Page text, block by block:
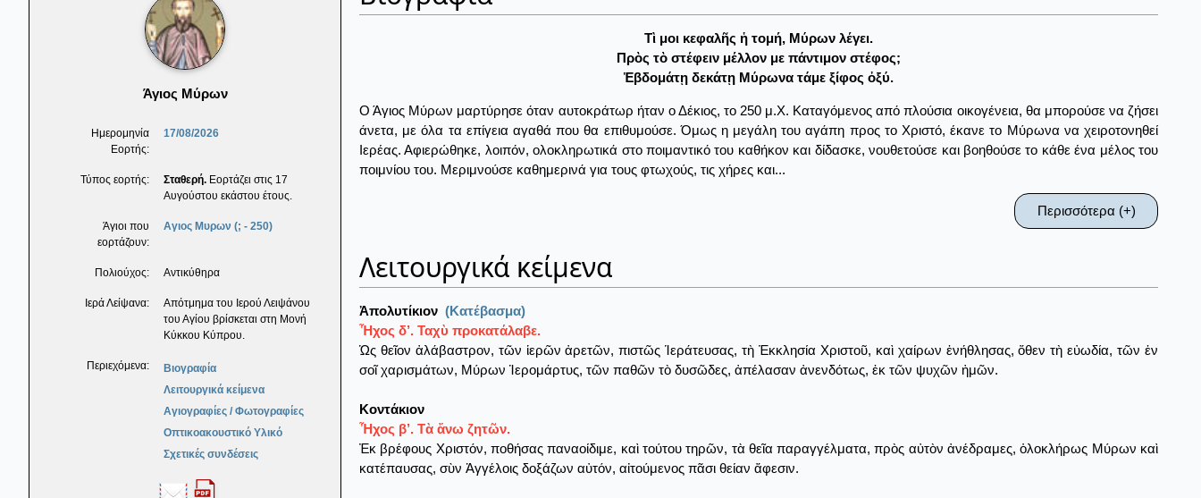
Άγιος Μύρων
Ημερομηνία
Εορτής:
17/08/2026
Τύπος εορτής: Σταθερή. Εορτάζει στις 17
Αυγούστου εκάστου έτους.
Άγιοι που
εορτάζουν:
Αγιος Μυρων (; - 250)
Πολιούχος: Αντικύθηρα
Ιερά Λείψανα:
Απότμημα του Ιερού Λειψάνου
του Αγίου βρίσκεται στη Μονή
Κύκκου Κύπρου.
Περιεχόμενα:
Βιογραφία
Λειτουργικά κείμενα
Αγιογραφίες / Φωτογραφίες
Οπτικοακουστικό Υλικό
Σχετικές συνδέσεις
Τὶ μοι κεφαλῆς ἡ τομή, Μύρων λέγει.
Πρὸς τὸ στέφειν μέλλον με πάντιμον στέφος;
Ἑβδομάτῃ δεκάτῃ Μύρωνα τάμε ξίφος ὀξύ.
Ο Άγιος Μύρων μαρτύρησε όταν αυτοκράτωρ ήταν ο Δέκιος, το 250 μ.Χ. Καταγόμενος από πλούσια οικογένεια, θα μπορούσε να ζήσει
άνετα, με όλα τα επίγεια αγαθά που θα επιθυμούσε. Όμως η μεγάλη του αγάπη προς το Χριστό, έκανε το Μύρωνα να χειροτονηθεί
Ιερέας. Αφιερώθηκε, λοιπόν, ολοκληρωτικά στο ποιμαντικό του καθήκον και δίδασκε, νουθετούσε και βοηθούσε το κάθε ένα μέλος του
ποιμνίου του. Μεριμνούσε καθημερινά για τους φτωχούς, τις χήρες και...
Περισσότερα (+)
Λειτουργικά κείμενα
Ἀπολυτίκιον (Κατέβασμα)
Ἦχος δ’. Ταχὺ προκατάλαβε.
Ὡς θεῖον ἀλάβαστρον, τῶν ἱερῶν ἀρετῶν, πιστῶς Ἱεράτευσας, τὴ Ἐκκλησία Χριστοῦ, καὶ χαίρων ἐνήθλησας, ὅθεν τὴ εὐωδία, τῶν ἐν
σοῖ χαρισμάτων, Μύρων Ἱερομάρτυς, τῶν παθῶν τὸ δυσῶδες, ἀπέλασαν ἀνενδότως, ἐκ τῶν ψυχῶν ἠμῶν.
Κοντάκιον
Ἦχος β’. Τὰ ἄνω ζητῶν.
Ἐκ βρέφους Χριστόν, ποθήσας παναοίδιμε, καὶ τούτου τηρῶν, τὰ θεῖα παραγγέλματα, πρὸς αὐτὸν ἀνέδραμες, ὁλοκλήρως Μύρων καὶ
κατέπαυσας, σὺν Ἀγγέλοις δοξάζων αὐτόν, αἰτούμενος πᾶσι θείαν ἄφεσιν.